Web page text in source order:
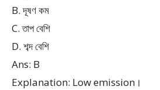
B. দূষণ কম
C. তাপ বেশি
D. শব্দ বেশি
Ans: B
Explanation: Low emission।